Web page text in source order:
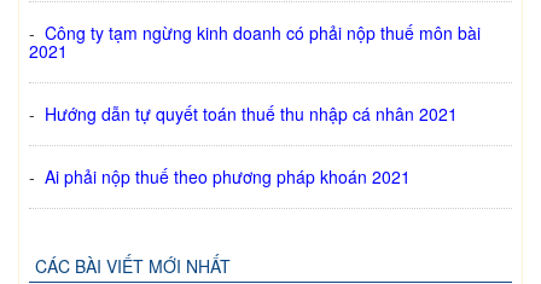
- Công ty tạm ngừng kinh doanh có phải nộp thuế môn bài
2021
- Hướng dẫn tự quyết toán thuế thu nhập cá nhân 2021
- Ai phải nộp thuế theo phương pháp khoán 2021
CÁC BÀI VIẾT MỚI NHẤT